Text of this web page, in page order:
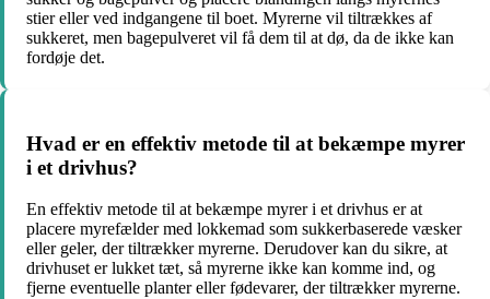
stier eller ved indgangene til boet. Myrerne vil tiltrækkes af
sukkeret, men bagepulveret vil få dem til at dø, da de ikke kan
fordøje det.
Hvad er en effektiv metode til at bekæmpe myrer
i et drivhus?
En effektiv metode til at bekæmpe myrer i et drivhus er at
placere myrefælder med lokkemad som sukkerbaserede væsker
eller geler, der tiltrækker myrerne. Derudover kan du sikre, at
drivhuset er lukket tæt, så myrerne ikke kan komme ind, og
fjerne eventuelle planter eller fødevarer, der tiltrækker myrerne.